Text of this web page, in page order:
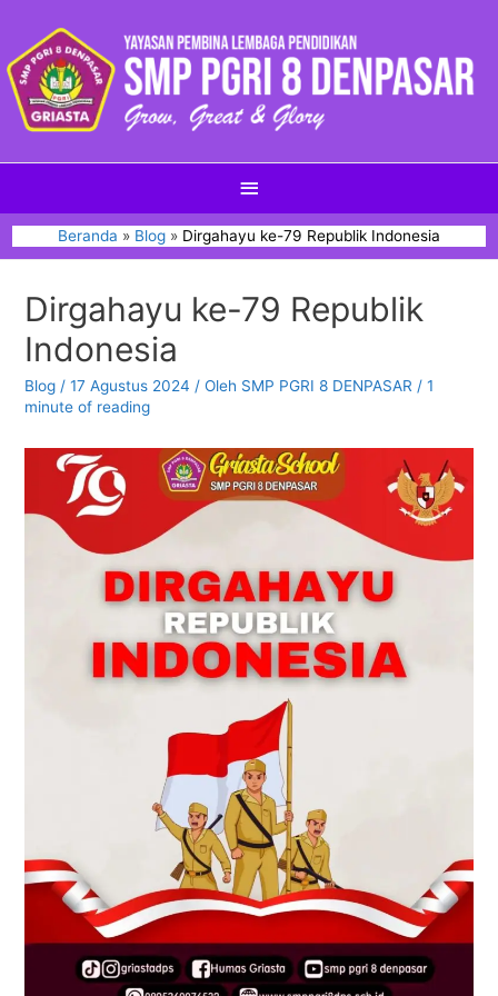
Beranda Blog Dirgahayu ke-79 Republik Indonesia
Dirgahayu ke-79 Republik
Indonesia
Blog / 17 Agustus 2024 / Oleh SMP PGRI 8 DENPASAR / 1
minute of reading